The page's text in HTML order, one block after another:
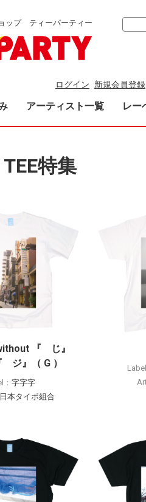
ップ ティーパーティー
ログイン 新規会員登録
アーティスト一覧 レー
特集
『 じ』
ジ』（ G ）
： 字字字
本タイポ組合